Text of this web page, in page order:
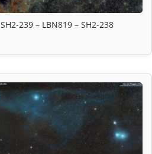
SH2-239 – LBN819 – SH2-238